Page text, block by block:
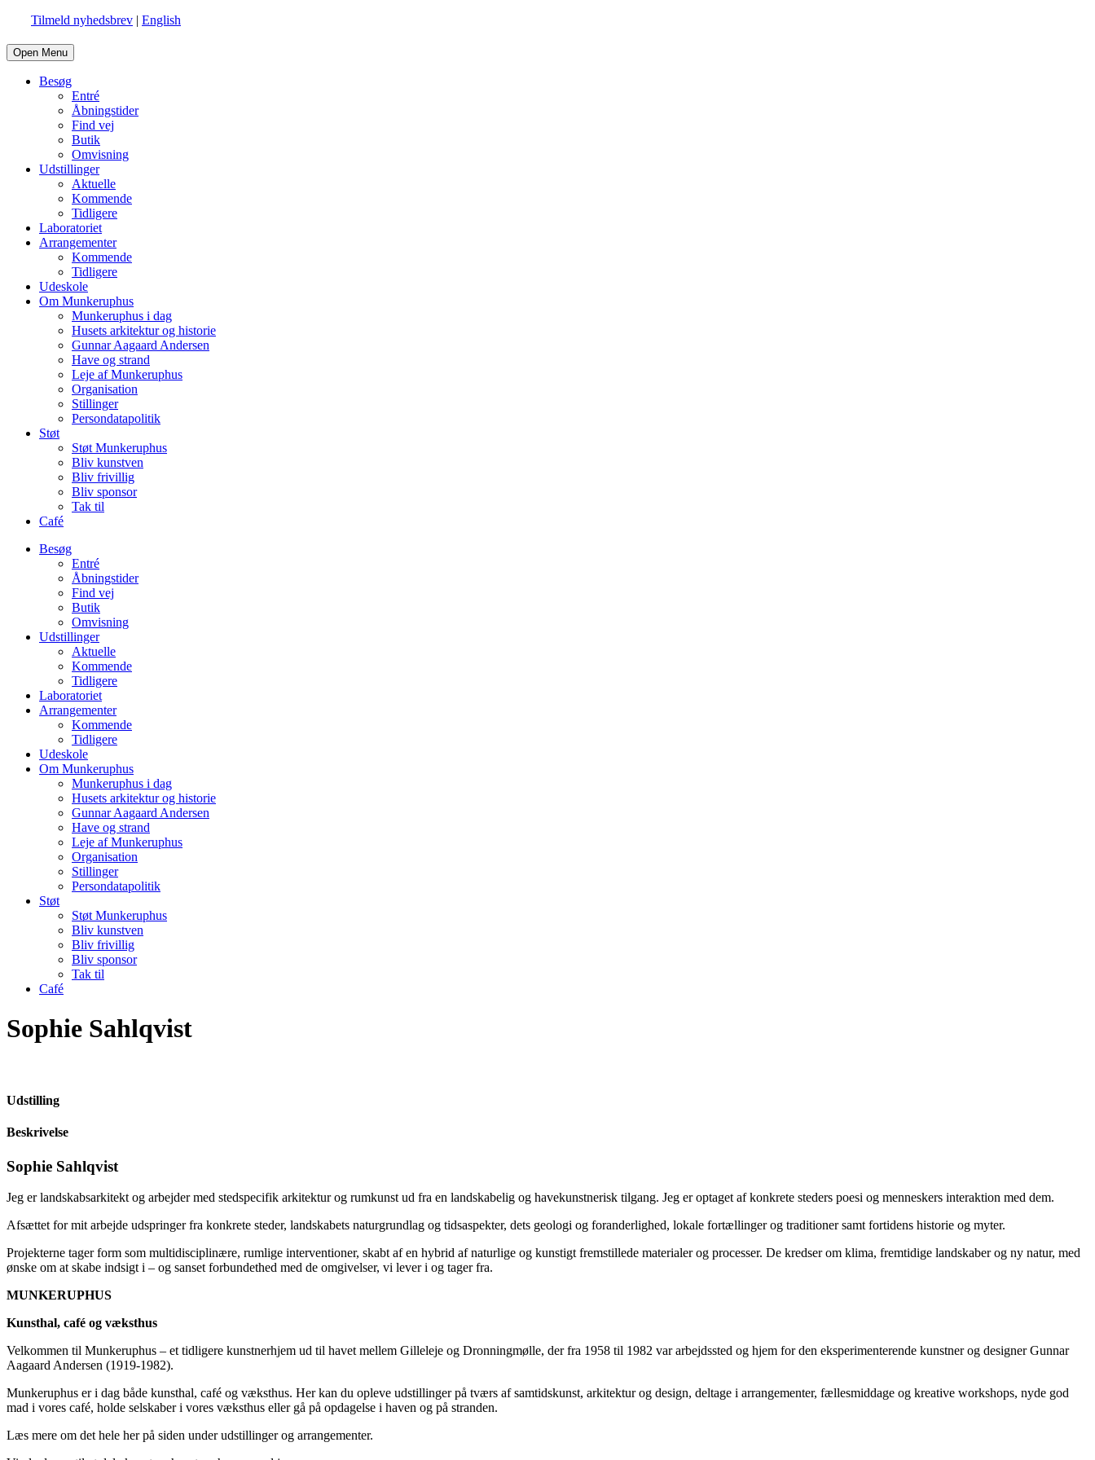
Tilmeld nyhedsbrev | English
Open Menu
Besøg
Entré
Åbningstider
Find vej
Butik
Omvisning
Udstillinger
Aktuelle
Kommende
Tidligere
Laboratoriet
Arrangementer
Kommende
Tidligere
Udeskole
Om Munkeruphus
Munkeruphus i dag
Husets arkitektur og historie
Gunnar Aagaard Andersen
Have og strand
Leje af Munkeruphus
Organisation
Stillinger
Persondatapolitik
Støt
Støt Munkeruphus
Bliv kunstven
Bliv frivillig
Bliv sponsor
Tak til
Café
Besøg
Entré
Åbningstider
Find vej
Butik
Omvisning
Udstillinger
Aktuelle
Kommende
Tidligere
Laboratoriet
Arrangementer
Kommende
Tidligere
Udeskole
Om Munkeruphus
Munkeruphus i dag
Husets arkitektur og historie
Gunnar Aagaard Andersen
Have og strand
Leje af Munkeruphus
Organisation
Stillinger
Persondatapolitik
Støt
Støt Munkeruphus
Bliv kunstven
Bliv frivillig
Bliv sponsor
Tak til
Café
Sophie Sahlqvist
Udstilling
Beskrivelse
Sophie Sahlqvist
Jeg er landskabsarkitekt og arbejder med stedspecifik arkitektur og rumkunst ud fra en landskabelig og havekunstnerisk tilgang. Jeg er optaget af konkrete steders poesi og menneskers interaktion med dem.
Afsættet for mit arbejde udspringer fra konkrete steder, landskabets naturgrundlag og tidsaspekter, dets geologi og foranderlighed, lokale fortællinger og traditioner samt fortidens historie og myter.
Projekterne tager form som multidisciplinære, rumlige interventioner, skabt af en hybrid af naturlige og kunstigt fremstillede materialer og processer. De kredser om klima, fremtidige landskaber og ny natur, med
ønske om at skabe indsigt i – og sanset forbundethed med de omgivelser, vi lever i og tager fra.
MUNKERUPHUS
Kunsthal, café og væksthus
Velkommen til Munkeruphus – et tidligere kunstnerhjem ud til havet mellem Gilleleje og Dronningmølle, der fra 1958 til 1982 var arbejdssted og hjem for den eksperimenterende kunstner og designer Gunnar
Aagaard Andersen (1919-1982).
Munkeruphus er i dag både kunsthal, café og væksthus. Her kan du opleve udstillinger på tværs af samtidskunst, arkitektur og design, deltage i arrangementer, fællesmiddage og kreative workshops, nyde god
mad i vores café, holde selskaber i vores væksthus eller gå på opdagelse i haven og på stranden.
Læs mere om det hele her på siden under udstillinger og arrangementer.